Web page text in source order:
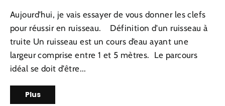
Aujourd’hui, je vais essayer de vous donner les clefs
pour réussir en ruisseau. Définition d'un ruisseau à
truite Un ruisseau est un cours d’eau ayant une
largeur comprise entre 1 et 5 mètres. Le parcours
idéal se doit d’être...
Plus